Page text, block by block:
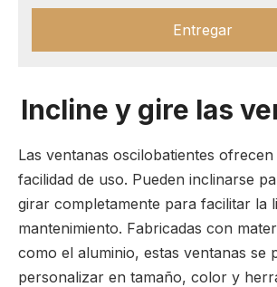
Entregar
Incline y gire las
Las ventanas oscilobatientes
facilidad de uso. Pueden inclinarse
girar completamente para facilitar la
mantenimiento. Fabricadas con
como el aluminio, estas ventanas se
personalizar en tamaño, color y